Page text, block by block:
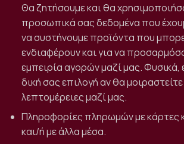
Θα ζητήσουμε και θα
προσωπικά σας δεδομένα που
να συστήνουμε προϊόντα που
ενδιαφέρουν και για να
εμπειρία αγορών μαζί μας. Φυσικά,
δική σας επιλογή αν θα
λεπτομέρειες μαζί μας.
Πληροφορίες πληρωμών με κάρτες
και/ή με άλλα μέσα.